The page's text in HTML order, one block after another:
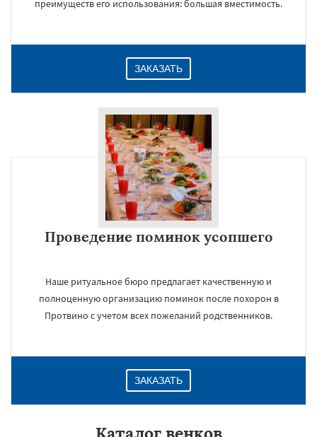
преимуществ его использования: большая вместимость.
ЗАКАЗАТЬ
Проведение поминок усопшего
Наше ритуальное бюро предлагает качественную и
полноценную организацию поминок после похорон в
Протвино с учетом всех пожеланий родственников.
ЗАКАЗАТЬ